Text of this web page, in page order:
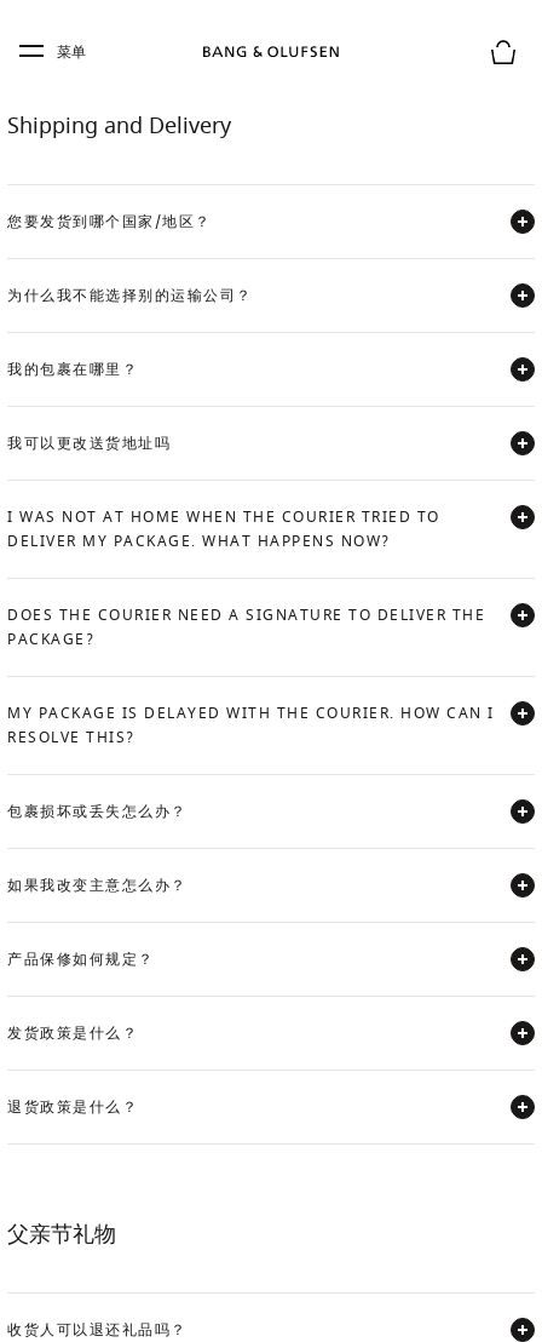
Skip to main footer
菜单
Shipping and Delivery
您要发货到哪个国家/地区？
Expand
为什么我不能选择别的运输公司？
Expand
我的包裹在哪里？
Expand
我可以更改送货地址吗
Expand
I WAS NOT AT HOME WHEN THE COURIER TRIED TO
DELIVER MY PACKAGE. WHAT HAPPENS NOW?
Expand
DOES THE COURIER NEED A SIGNATURE TO DELIVER THE
PACKAGE?
Expand
MY PACKAGE IS DELAYED WITH THE COURIER. HOW CAN I
RESOLVE THIS?
Expand
包裹损坏或丢失怎么办？
Expand
如果我改变主意怎么办？
Expand
产品保修如何规定？
Expand
发货政策是什么？
Expand
退货政策是什么？
Expand
父亲节礼物
收货人可以退还礼品吗？